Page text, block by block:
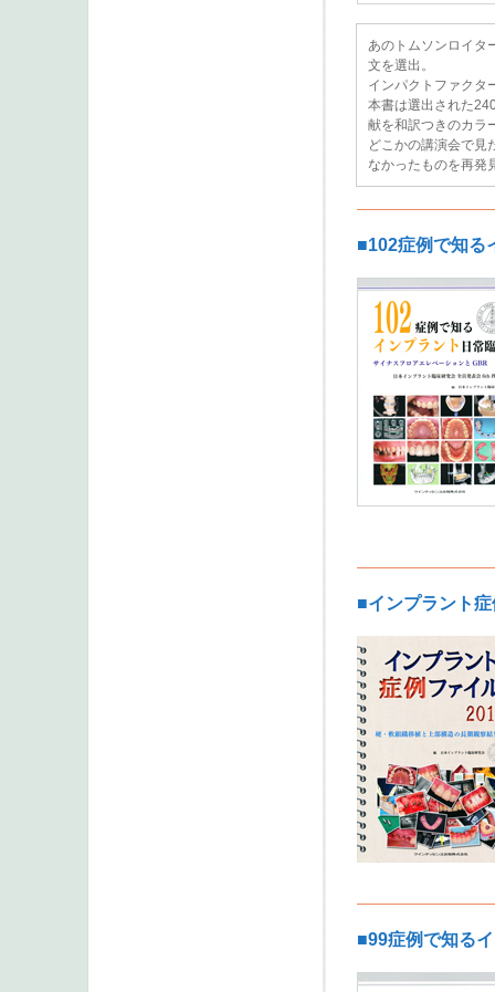
あのトムソンロイタ
文を選出。
インパクトファクタ
本書は選出された
献を和訳つきのカラ
どこかの講演会で見
なかったものを再発
■102症例で知
■インプラント
■99症例で知る